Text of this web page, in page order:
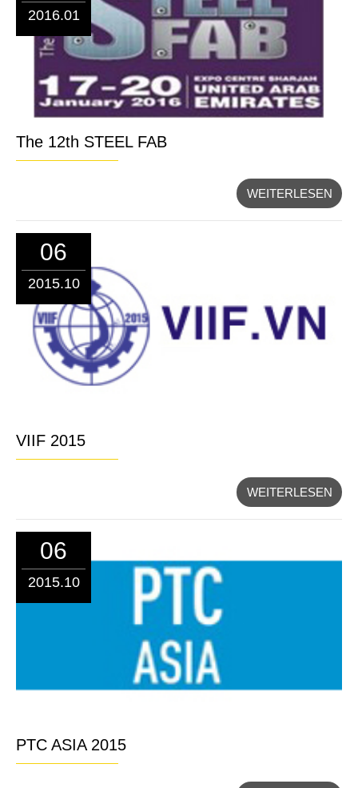
2016.01
The 12th STEEL FAB
WEITERLESEN
06
2015.10
VIIF 2015
WEITERLESEN
06
2015.10
PTC ASIA 2015